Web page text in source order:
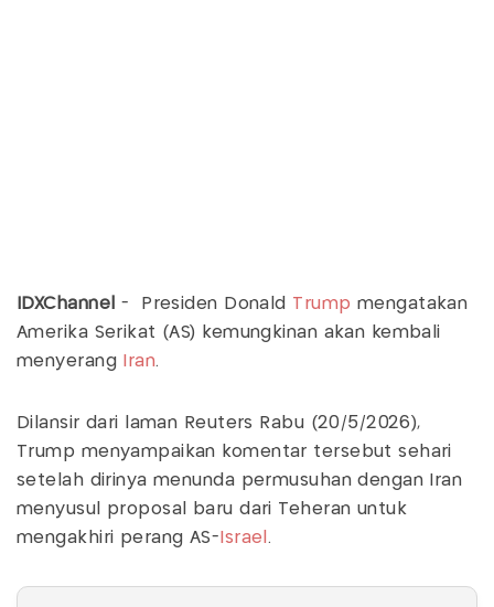
IDXChannel - Presiden Donald Trump mengatakan
Amerika Serikat (AS) kemungkinan akan kembali
menyerang
Iran.
Dilansir dari laman Reuters Rabu (20/5/2026),
Trump menyampaikan komentar tersebut sehari
setelah dirinya menunda permusuhan dengan Iran
menyusul proposal baru dari Teheran untuk
mengakhiri perang AS- Israel .